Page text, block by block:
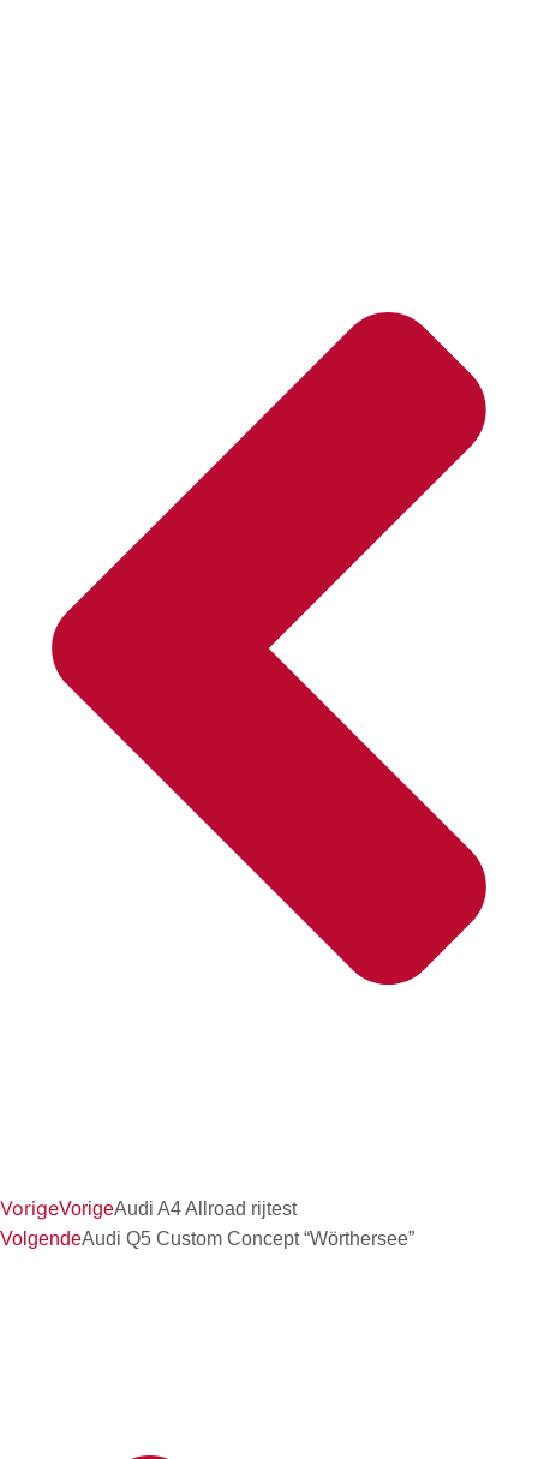
VorigeVorigeAudi A4 Allroad rijtest
VolgendeAudi Q5 Custom Concept “Wörthersee”